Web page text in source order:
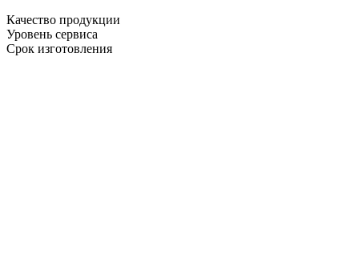
Качество продукции
Уровень сервиса
Срок изготовления